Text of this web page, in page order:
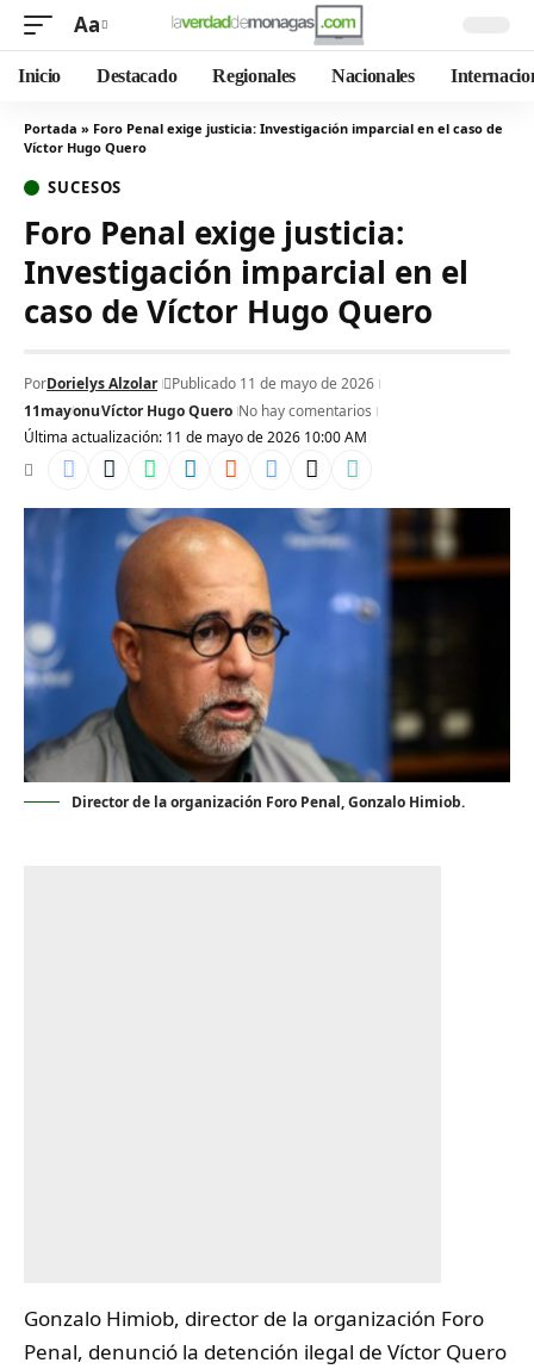
Aa
Inicio Destacado Regionales Nacionales
Portada » Foro Penal exige justicia: Investigación imparcial en el caso de
Víctor Hugo Quero
SUCESOS
Foro Penal exige justicia:
Investigación imparcial en el
caso de Víctor Hugo Quero
Última actualización: 11 de mayo de 2026 10:00 AM
PorDorielys Alzolar
Publicado 11 de mayo de 2026
11mayonuVíctor Hugo Quero No hay comentarios
Director de la organización Foro Penal, Gonzalo Himiob.
Gonzalo Himiob, director de la organización Foro
Penal, denunció la detención ilegal de Víctor Quero